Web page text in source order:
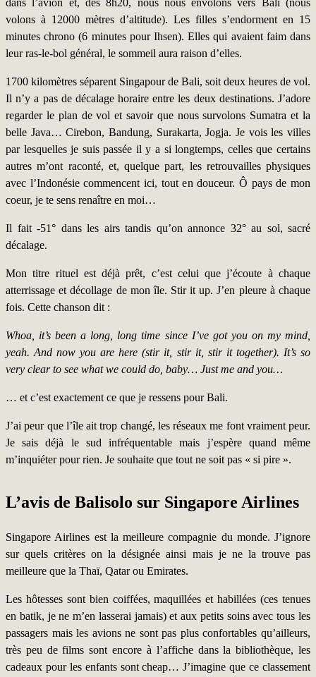
dans l’avion et, dès 8h20, nous nous envolons vers Bali (nous
volons à 12000 mètres d’altitude). Les filles s’endorment en 15
minutes chrono (6 minutes pour Ihsen). Elles qui avaient faim dans
leur ras-le-bol général, le sommeil aura raison d’elles.
1700 kilomètres séparent Singapour de Bali, soit deux heures de vol.
Il n’y a pas de décalage horaire entre les deux destinations. J’adore
regarder le plan de vol et savoir que nous survolons Sumatra et la
belle Java… Cirebon, Bandung, Surakarta, Jogja. Je vois les villes
par lesquelles je suis passée il y a si longtemps, celles que certains
autres m’ont raconté, et, quelque part, les retrouvailles physiques
avec l’Indonésie commencent ici, tout en douceur. Ô pays de mon
coeur, je te sens renaître en moi…
Il fait -51° dans les airs tandis qu’on annonce 32° au sol, sacré
décalage.
Mon titre rituel est déjà prêt, c’est celui que j’écoute à chaque
atterrissage et décollage de mon île. Stir it up. J’en pleure à chaque
fois. Cette chanson dit :
Whoa, it’s been a long, long time since I’ve got you on my mind,
yeah. And now you are here (stir it, stir it, stir it together). It’s so
very clear to see what we could do, baby… Just me and you…
… et c’est exactement ce que je ressens pour Bali.
J’ai peur que l’île ait trop changé, les réseaux me font vraiment peur.
Je sais déjà le sud infréquentable mais j’espère quand même
m’inquiéter pour rien. Je souhaite que tout ne soit pas « si pire ».
L’avis de Balisolo sur Singapore Airlines
Singapore Airlines est la meilleure compagnie du monde. J’ignore
sur quels critères on la désignée ainsi mais je ne la trouve pas
meilleure que la Thaï, Qatar ou Emirates.
Les hôtesses sont bien coiffées, maquillées et habillées (ces tenues
en batik, je ne m’en lasserai jamais) et aux petits soins avec tous les
passagers mais les avions ne sont pas plus confortables qu’ailleurs,
très peu de films sont encore à l’affiche dans la bibliothèque, les
cadeaux pour les enfants sont cheap… J’imagine que ce classement